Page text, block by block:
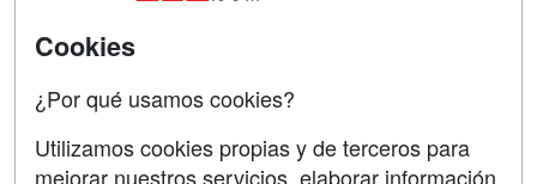
Contactar
Copyleft
Cookies
¿Por qué usamos cookies?
Utilizamos cookies propias y de terceros para
mejorar nuestros servicios, elaborar información